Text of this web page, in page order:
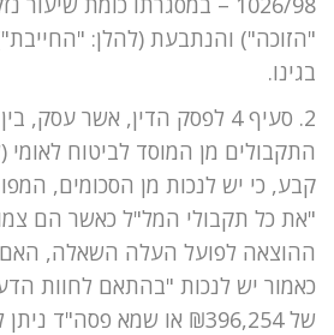
"הזוכה") והנתבעת (להלן:
בגינו.
2. סעיף 4 לפסק הדין, אשר
התקבולים מן המוסד לביטוח
קבע, כי יש לנכות מן הסכומים,
"את כל תקבולי המל"ל כאשר הם
ההוצאה לפועל העלה השאלה, האם
כאמור יש לנכות "בהתאם לחוות
של ₪396,254 או שמא